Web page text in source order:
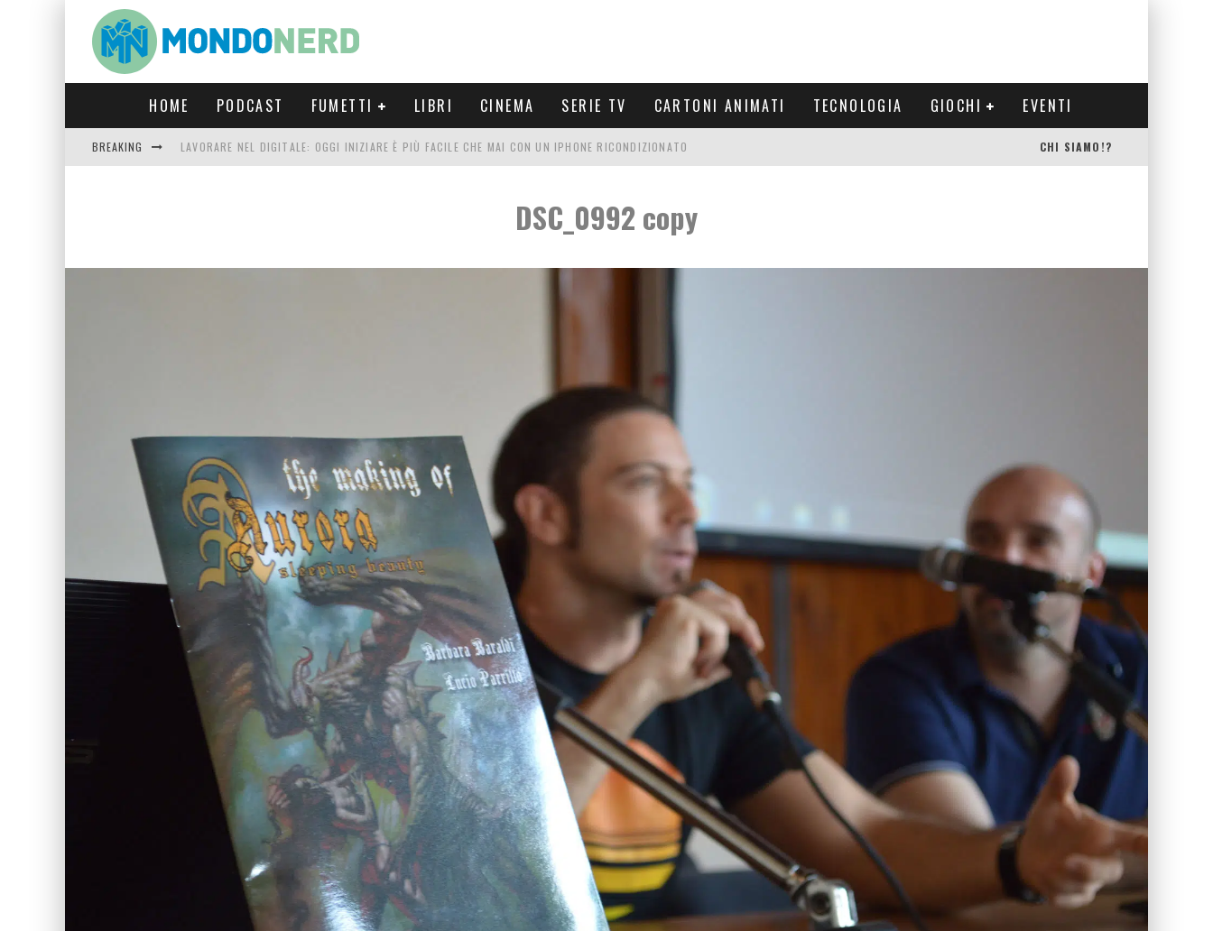
HOME PODCAST FUMETTI LIBRI CINEMA SERIE TV CARTONI ANIMATI TECNOLOGIA GIOCHI EVENTI
BREAKING LAVORARE NEL DIGITALE: OGGI INIZIARE È PIÙ FACILE CHE MAI CON UN IPHONE RICONDIZIONATO CHI SIAMO!?
DSC_0992 copy